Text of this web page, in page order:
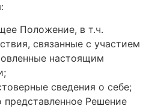
Положение, в т.ч.
связанные с участием
настоящим
сведения о себе;
представленное Решение